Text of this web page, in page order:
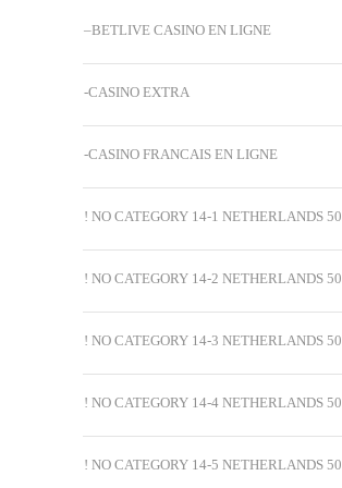
–BETLIVE CASINO EN LIGNE
-CASINO EXTRA
-CASINO FRANCAIS EN LIGNE
! NO CATEGORY 14-1 NETHERLANDS 50
! NO CATEGORY 14-2 NETHERLANDS 50
! NO CATEGORY 14-3 NETHERLANDS 50
! NO CATEGORY 14-4 NETHERLANDS 50
! NO CATEGORY 14-5 NETHERLANDS 50